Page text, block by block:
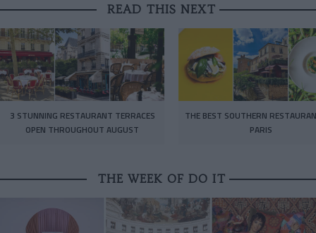
READ THIS NEXT
3 STUNNING RESTAURANT TERRACES
OPEN THROUGHOUT AUGUST
THE BEST SOUTHERN
PARIS
THE WEEK OF DO IT